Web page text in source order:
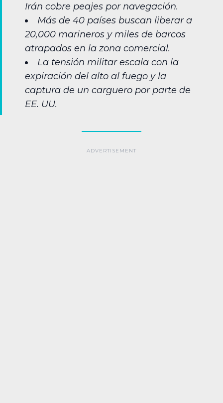
Irán cobre peajes por navegación.
Más de 40 países buscan liberar a
20,000 marineros y miles de barcos
atrapados en la zona comercial.
La tensión militar escala con la
expiración del alto al fuego y la
captura de un carguero por parte de
EE. UU.